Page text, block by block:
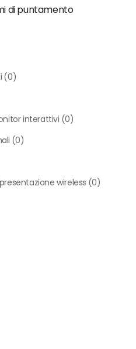
di puntamento
(0)
interattivi (0)
(0)
wireless (0)